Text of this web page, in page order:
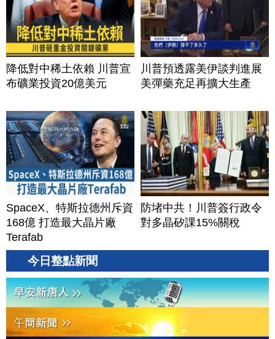
降低對中稀土依賴 川普宣
布礦業投資20億美元
川普預透露美伊談判進展
美彈藥充足再擴大生產
SpaceX、特斯拉德州斥資
168億 打造最大晶片廠
Terafab
防堵中共！川普簽行政令
對多晶矽課15%關稅
今日整點新聞